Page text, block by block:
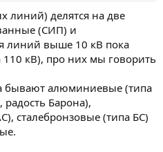
линий) делятся на две
(СИП) и
линий выше 10 кВ пока
110 кВ), про них мы говорить
бывают алюминиевые (типа
Барона),
сталебронзовые (типа БС)